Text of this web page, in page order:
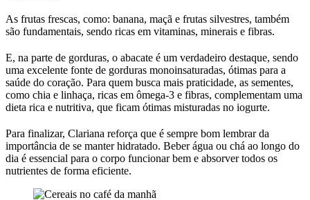
As frutas frescas, como: banana, maçã e frutas silvestres, também
são fundamentais, sendo ricas em vitaminas, minerais e fibras.
E, na parte de gorduras, o abacate é um verdadeiro destaque, sendo
uma excelente fonte de gorduras monoinsaturadas, ótimas para a
saúde do coração. Para quem busca mais praticidade, as sementes,
como chia e linhaça, ricas em ômega-3 e fibras, complementam uma
dieta rica e nutritiva, que ficam ótimas misturadas no iogurte.
Para finalizar, Clariana reforça que é sempre bom lembrar da
importância de se manter hidratado. Beber água ou chá ao longo do
dia é essencial para o corpo funcionar bem e absorver todos os
nutrientes de forma eficiente.